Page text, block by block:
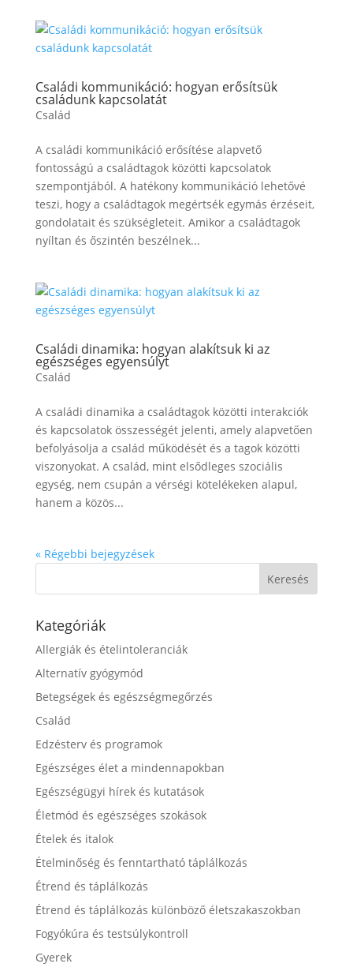
Családi kommunikáció: hogyan erősítsük
családunk kapcsolatát
Család
A családi kommunikáció erősítése alapvető
fontosságú a családtagok közötti kapcsolatok
szempontjából. A hatékony kommunikáció lehetővé
teszi, hogy a családtagok megértsék egymás érzéseit,
gondolatait és szükségleteit. Amikor a családtagok
nyíltan és őszintén beszélnek...
Családi dinamika: hogyan alakítsuk ki az
egészséges egyensúlyt
Család
A családi dinamika a családtagok közötti interakciók
és kapcsolatok összességét jelenti, amely alapvetően
befolyásolja a család működését és a tagok közötti
viszonyokat. A család, mint elsődleges szociális
egység, nem csupán a vérségi kötelékeken alapul,
hanem a közös...
« Régebbi bejegyzések
Kategóriák
Allergiák és ételintoleranciák
Alternatív gyógymód
Betegségek és egészségmegőrzés
Család
Edzésterv és programok
Egészséges élet a mindennapokban
Egészségügyi hírek és kutatások
Életmód és egészséges szokások
Ételek és italok
Ételminőség és fenntartható táplálkozás
Étrend és táplálkozás
Étrend és táplálkozás különböző életszakaszokban
Fogyókúra és testsúlykontroll
Gyerek